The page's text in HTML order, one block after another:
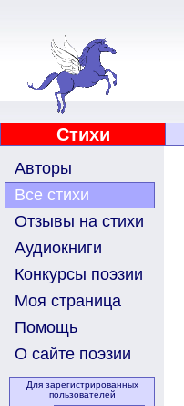
Стихи
Авторы
Все стихи
Отзывы на стихи
Аудиокниги
Конкурсы поэзии
Моя страница
Помощь
О сайте поэзии
Для зарегистрированных
пользователей